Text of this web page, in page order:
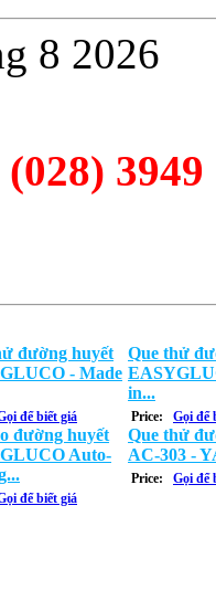
8 2026
3949
đường huyết
- Made
để biết giá
Que thử
in...
Price: Gọi để
đường huyết
Auto-
để biết giá
Que thử
AC-303 -
Price: Gọi để